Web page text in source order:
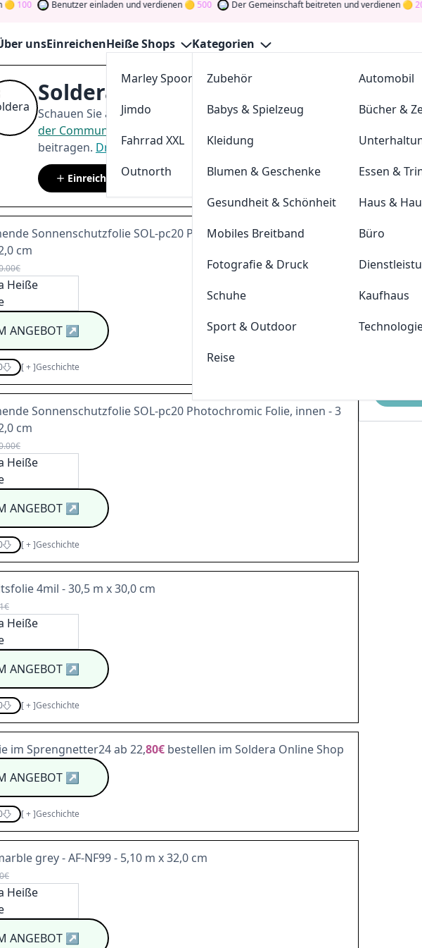
Benutzer einladen und verdienen 500 Der Gemeinschaft beitreten und verdienen 200
unsEinreichenHeiße Shops
Marley Spoon
Jimdo
sportdeal24
Fahrrad XXL
Outnorth
Parkettkaiser
Kategorien
Zubehör
Automobil
Babys & Spielzeug
Bücher &
Kleidung
Blumen & Geschenke
Essen &
Gesundheit & Schönheit
Haus &
Mobiles Breitband
Büro
Fotografie & Druck
Schuhe
Kaufhaus
Sport & Outdoor
Reise
Soldera Gutscheine August 2026
Schauen Sie aufGutscheinJagenfür die bestenSoldera -Angebote im
der Community
und verdienen Sie Tokens, indem Sie durch
beitragen. Drehen Sie den Glückskleeund gewinnen Sie Geld
Einreichen soldera.de
Sonnenschutzfolie SOL-pc20 Photochromic Folie, innen - 1
cm
ANGEBOT↗
[+]Geschichte
Sonnenschutzfolie SOL-pc20 Photochromic Folie, innen - 3
cm
ANGEBOT↗
[+]Geschichte
4mil - 30,5 m x 30,0 cm
ANGEBOT↗
[+]Geschichte
im Sprengnetter24 ab 22,80€ bestellen im Soldera Online Shop
ANGEBOT↗
[+]Geschichte
grey - AF-NF99 - 5,10 m x 32,0 cm
ANGEBOT↗
Hast du